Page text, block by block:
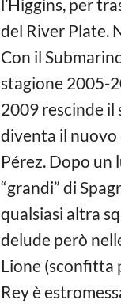
l’Higgins, per
del River Plate.
Con il
stagione 2005-
2009 rescinde il
diventa il nuovo
Pérez. Dopo un
“grandi” di
qualsiasi altra
delude però
Lione (sconfitta
Rey è